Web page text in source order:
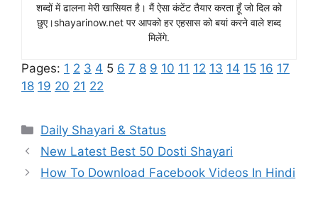
शब्दों में ढालना मेरी खासियत है। मैं ऐसा कंटेंट तैयार करता हूँ जो दिल को
छुए।shayarinow.net पर आपको हर एहसास को बयां करने वाले शब्द
मिलेंगे.
Pages: 1 2 3 4 5 6 7 8 9 10 11 12 13 14 15 16 17
18 19 20 21 22
Categories
Daily Shayari & Status
New Latest Best 50 Dosti Shayari
How To Download Facebook Videos In Hindi